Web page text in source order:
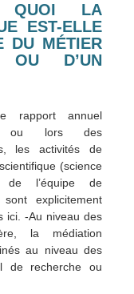
QUOI LA
EST-ELLE
DU MÉTIER
OU D’UN
rapport annuel
ou lors des
les activités de
(science
de l’équipe de
sont explicitement
ici. -Au niveau des
la médiation
au niveau des
de recherche ou